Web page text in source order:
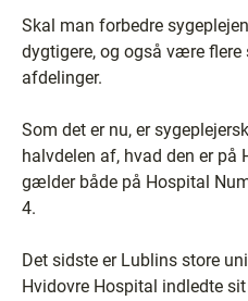
Skal man forbedre
dygtigere, og også være flere
afdelinger.
Som det er nu, er
halvdelen af, hvad den er på
gælder både på Hospital
4.
Det sidste er Lublins store
Hvidovre Hospital indledte